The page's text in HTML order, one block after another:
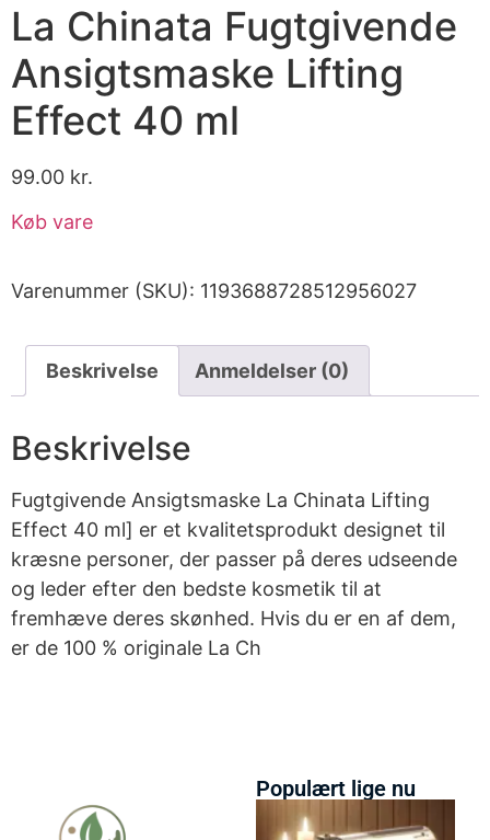
La Chinata Fugtgivende
Ansigtsmaske Lifting
Effect 40 ml
99.00 kr.
Køb vare
Varenummer (SKU): 1193688728512956027
Beskrivelse Anmeldelser (0)
Beskrivelse
Fugtgivende Ansigtsmaske La Chinata Lifting
Effect 40 ml] er et kvalitetsprodukt designet til
kræsne personer, der passer på deres udseende
og leder efter den bedste kosmetik til at
fremhæve deres skønhed. Hvis du er en af dem,
er de 100 % originale La Ch
Populært lige nu